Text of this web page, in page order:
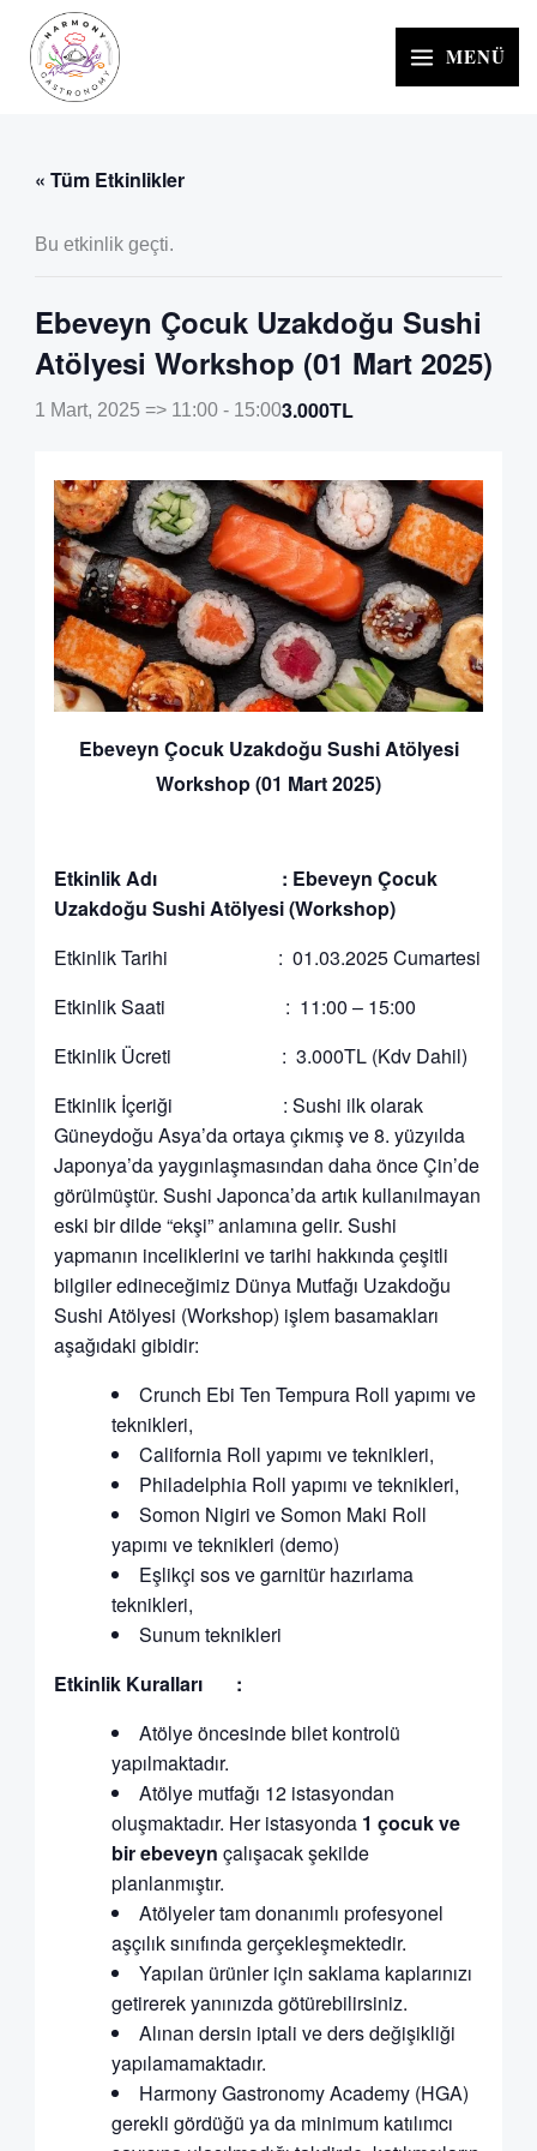
İçeriğe
MENÜ
« Tüm Etkinlikler
Bu etkinlik geçti.
Ebeveyn Çocuk Uzakdoğu Sushi
Atölyesi Workshop (01 Mart 2025)
1 Mart, 2025 => 11:00- 15:003.000TL
Ebeveyn Çocuk Uzakdoğu Sushi Atölyesi
Workshop (01 Mart 2025)
Etkinlik Adı : Ebeveyn Çocuk
Uzakdoğu Sushi Atölyesi (Workshop)
Etkinlik Tarihi : 01.03.2025 Cumartesi
Etkinlik Saati : 11:00 – 15:00
Etkinlik Ücreti : 3.000TL (Kdv Dahil)
Etkinlik İçeriği : Sushi ilk olarak
Güneydoğu Asya’da ortaya çıkmış ve 8. yüzyılda
Japonya’da yaygınlaşmasından daha önce Çin’de
görülmüştür. Sushi Japonca’da artık kullanılmayan
eski bir dilde “ekşi” anlamına gelir. Sushi
yapmanın inceliklerini ve tarihi hakkında çeşitli
bilgiler edineceğimiz Dünya Mutfağı Uzakdoğu
Sushi Atölyesi (Workshop) işlem basamakları
aşağıdaki gibidir:
Crunch Ebi Ten Tempura Roll yapımı ve
teknikleri,
California Roll yapımı ve teknikleri,
Philadelphia Roll yapımı ve teknikleri,
Somon Nigiri ve Somon Maki Roll
yapımı ve teknikleri (demo)
Eşlikçi sos ve garnitür hazırlama
teknikleri,
Sunum teknikleri
Etkinlik Kuralları :
Atölye öncesinde bilet kontrolü
yapılmaktadır.
Atölye mutfağı 12 istasyondan
oluşmaktadır. Her istasyonda 1 çocuk ve
bir ebeveyn çalışacak şekilde
planlanmıştır.
Atölyeler tam donanımlı profesyonel
aşçılık sınıfında gerçekleşmektedir.
Yapılan ürünler için saklama kaplarınızı
getirerek yanınızda götürebilirsiniz.
Alınan dersin iptali ve ders değişikliği
yapılamamaktadır.
Harmony Gastronomy Academy (HGA)
gerekli gördüğü ya da minimum katılımcı